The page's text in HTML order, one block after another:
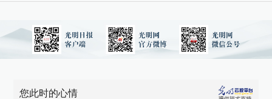
您此时的心情